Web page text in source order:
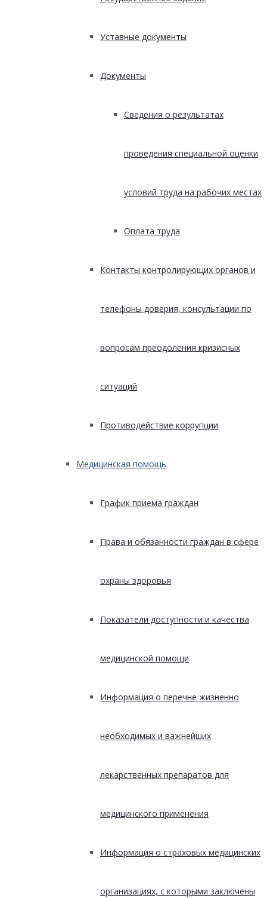
Уставные документы
Документы
Сведения о результатах
проведения специальной оценки
условий труда на рабочих местах
Оплата труда
Контакты контролирующих органов и
телефоны доверия, консультации по
вопросам преодоления кризисных
ситуаций
Противодействие коррупции
Медицинская помощь
График приема граждан
Права и обязанности граждан в сфере
охраны здоровья
Показатели доступности и качества
медицинской помощи
Информация о перечне жизненно
необходимых и важнейших
лекарственных препаратов для
медицинского применения
Информация о страховых медицинских
организациях, с которыми заключены